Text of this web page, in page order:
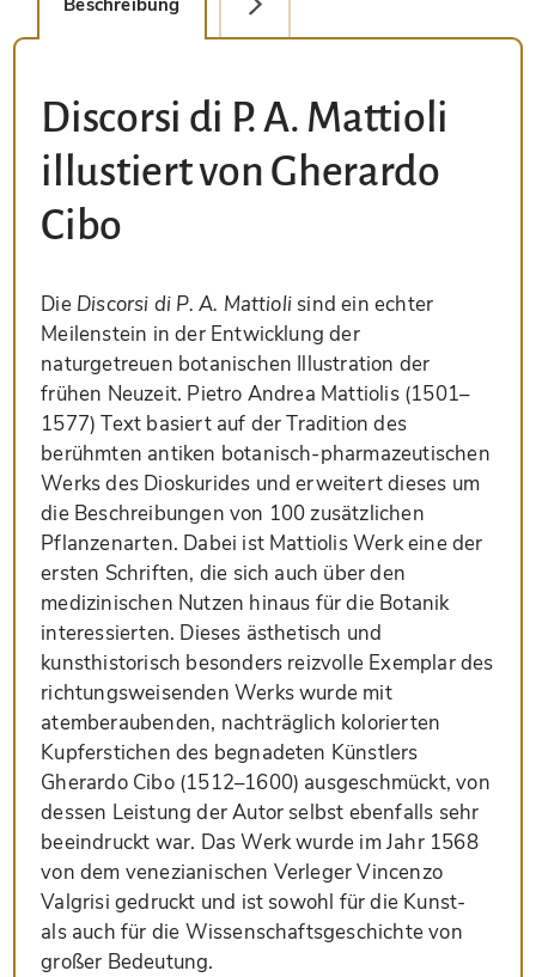
Discorsi di P. A. Mattioli
illustiert von Gherardo
Cibo
Die Discorsi di P. A. Mattioli sind ein echter
Meilenstein in der Entwicklung der
naturgetreuen botanischen Illustration der
frühen Neuzeit. Pietro Andrea Mattiolis (1501–
1577) Text basiert auf der Tradition des
berühmten antiken botanisch-pharmazeutischen
Werks des Dioskurides und erweitert dieses um
die Beschreibungen von 100 zusätzlichen
Pflanzenarten. Dabei ist Mattiolis Werk eine der
ersten Schriften, die sich auch über den
medizinischen Nutzen hinaus für die Botanik
interessierten. Dieses ästhetisch und
kunsthistorisch besonders reizvolle Exemplar des
richtungsweisenden Werks wurde mit
atemberaubenden, nachträglich kolorierten
Kupferstichen des begnadeten Künstlers
Gherardo Cibo (1512–1600) ausgeschmückt, von
dessen Leistung der Autor selbst ebenfalls sehr
beeindruckt war. Das Werk wurde im Jahr 1568
von dem venezianischen Verleger Vincenzo
Valgrisi gedruckt und ist sowohl für die Kunst-
als auch für die Wissenschaftsgeschichte von
großer Bedeutung.